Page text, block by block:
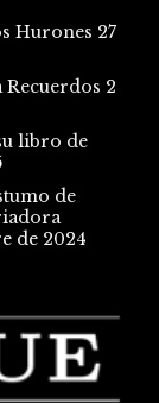
Hurones 27
2
libro de
de
de 2024